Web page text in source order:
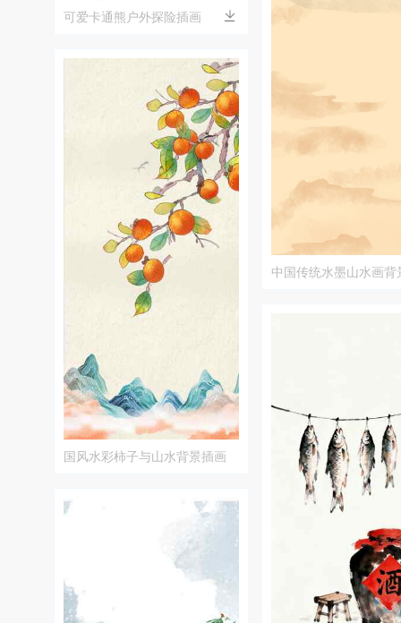
可爱卡通熊户外探险插画
国风水彩柿子与山水背景插画
中国传统水墨山水画背